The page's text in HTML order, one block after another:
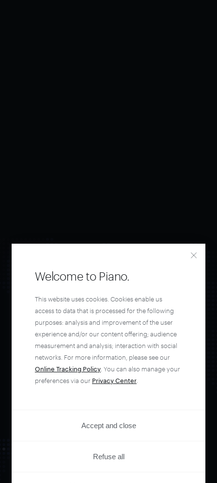
Orchestrate and
automate your
entire user journey
See it live
Welcome to Piano.
This website uses cookies. Cookies enable us
access to data that is processed for the following
purposes: analysis and improvement of the user
experience and/or our content offering; audience
measurement and analysis; interaction with social
networks. For more information, please see our
Online Tracking Policy . You can also manage your
preferences via our Privacy Center
Accept and close
Refuse all